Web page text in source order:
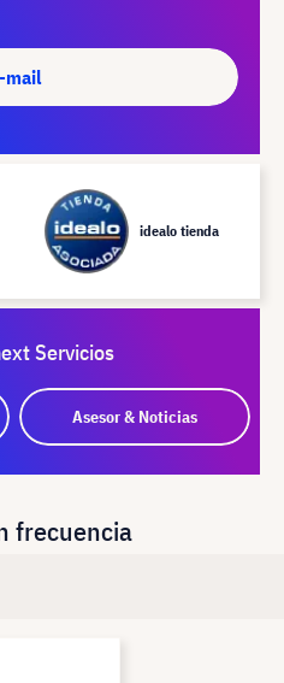
mail
idealo tienda
Servicios
Asesor & Noticias
frecuencia